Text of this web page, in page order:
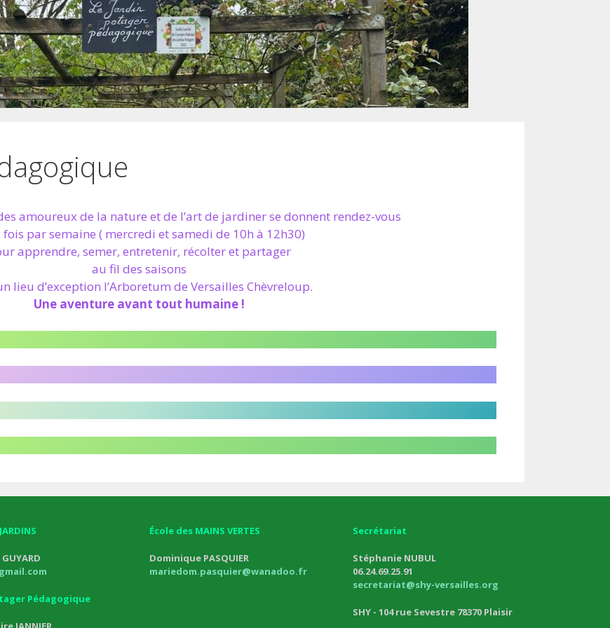
amoureux de la nature et de l’art de jardiner se donnent rendez-vous
par semaine ( mercredi et samedi de 10h à 12h30)
apprendre, semer, entretenir, récolter et partager
au fil des saisons
lieu d’exception l’Arboretum de Versailles Chèvreloup.
Une aventure avant tout humaine !
Pédagogique
École des MAINS VERTES
Dominique PASQUIER
mariedom.pasquier@wanadoo.fr
Secrétariat
Stéphanie NUBUL
06.24.69.25.91
secretariat@shy-versailles.org
SHY - 104 rue Sevestre 78370 Plaisir